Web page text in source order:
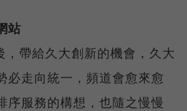
站
帶給久大創新的機會，久大
必走向統一，頻道會愈來愈
序服務的構想，也隨之慢慢